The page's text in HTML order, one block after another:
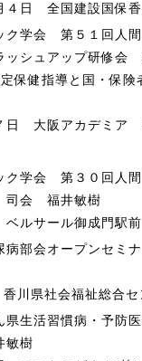
日 全国建設国保香
ク学会 第５１回人
ッシュアップ研修会
定保健指導と国・保
日 大阪アカデミア
ク学会 第３０回人
司会 福井敏樹
ベルサール御成門駅
病部会オープンセ
川県社会福祉総合
県生活習慣病・予防
敏樹